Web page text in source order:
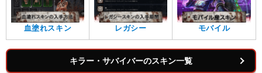
血塗れスキン レガシー モバイル
キラー・サバイバーのスキン一覧